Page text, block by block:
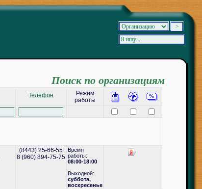
Поиск по организациям
Телефон
Режим
работы
(8443) 25-66-55
8 (960) 894-75-75
Время
работы:
08:00-18:00
Выходной:
cуббота,
воскресенье